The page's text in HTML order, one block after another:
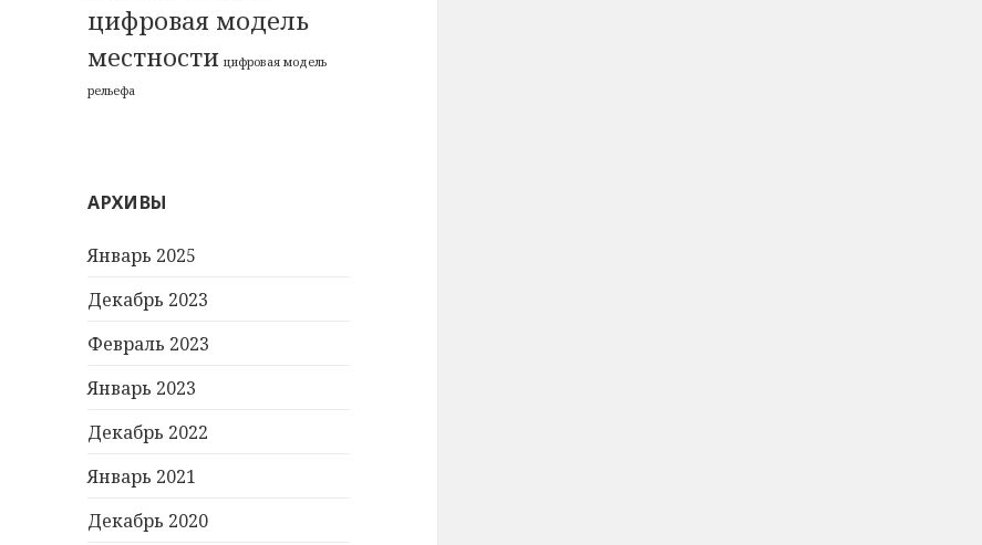
цифровая модель
местности цифровая модель
рельефа
АРХИВЫ
Январь 2025
Декабрь 2023
Февраль 2023
Январь 2023
Декабрь 2022
Январь 2021
Декабрь 2020